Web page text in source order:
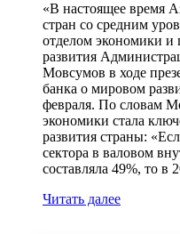
«В настоящее время
стран со средним
отделом экономики
развития
Мовсумов в ходе
банка о мировом
февраля. По словам
экономики стала
развития страны:
сектора в валовом
составляла 49%, то в
Читать далее